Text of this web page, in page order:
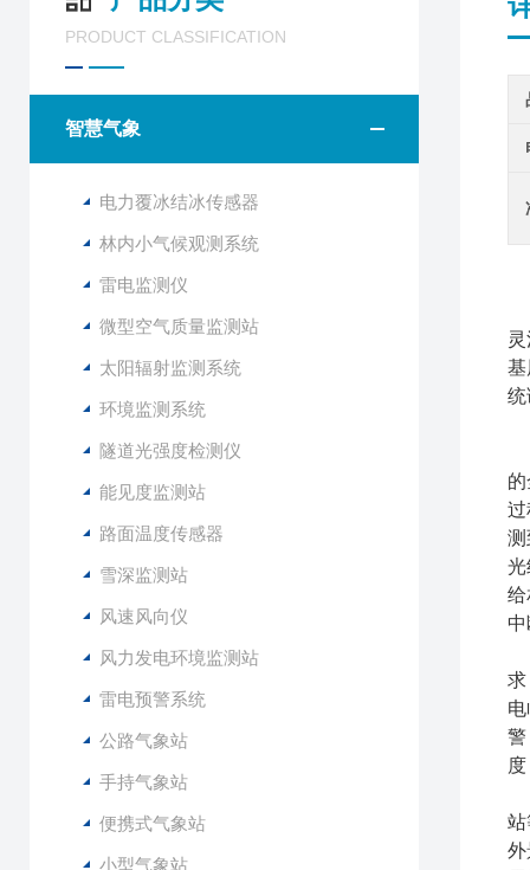
PRODUCT CLASSIFICATION
智慧气象
电力覆冰结冰传感器
林内小气候观测系统
雷电监测仪
微型空气质量监测站
太阳辐射监测系统
环境监测系统
隧道光强度检测仪
能见度监测站
路面温度传感器
雪深监测站
风速风向仪
风力发电环境监测站
雷电预警系统
公路气象站
手持气象站
便携式气象站
小型气象站
基
统
过
测
光
给
求
警
站
外